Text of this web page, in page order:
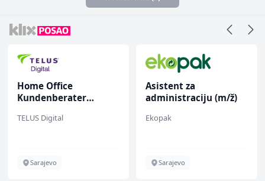
Home Office
Kundenberater
renommiertes
TELUS Digital
Sarajevo
Asistent za
administraciju (m/ž)
Ekopak
Sarajevo